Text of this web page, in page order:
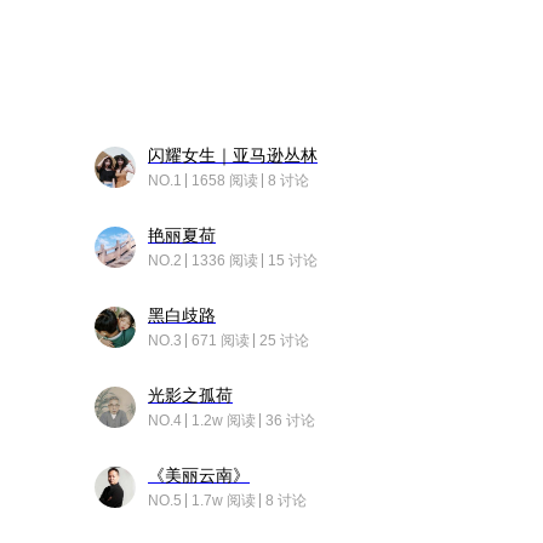
闪耀女生｜亚马逊丛林
NO.1 1658 阅读 8 讨论
艳丽夏荷
NO.2 1336 阅读 15 讨论
黑白歧路
NO.3 671 阅读 25 讨论
光影之孤荷
NO.4 1.2w 阅读 36 讨论
《美丽云南》
NO.5 1.7w 阅读 8 讨论